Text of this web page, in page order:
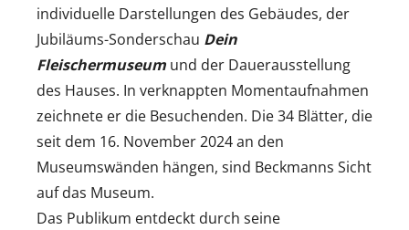
individuelle Darstellungen des Gebäudes, der
Jubiläums-Sonderschau Dein
Fleischermuseum und der Dauerausstellung
des Hauses. In verknappten Momentaufnahmen
zeichnete er die Besuchenden. Die 34 Blätter, die
seit dem 16. November 2024 an den
Museumswänden hängen, sind Beckmanns Sicht
auf das Museum.
Das Publikum entdeckt durch seine